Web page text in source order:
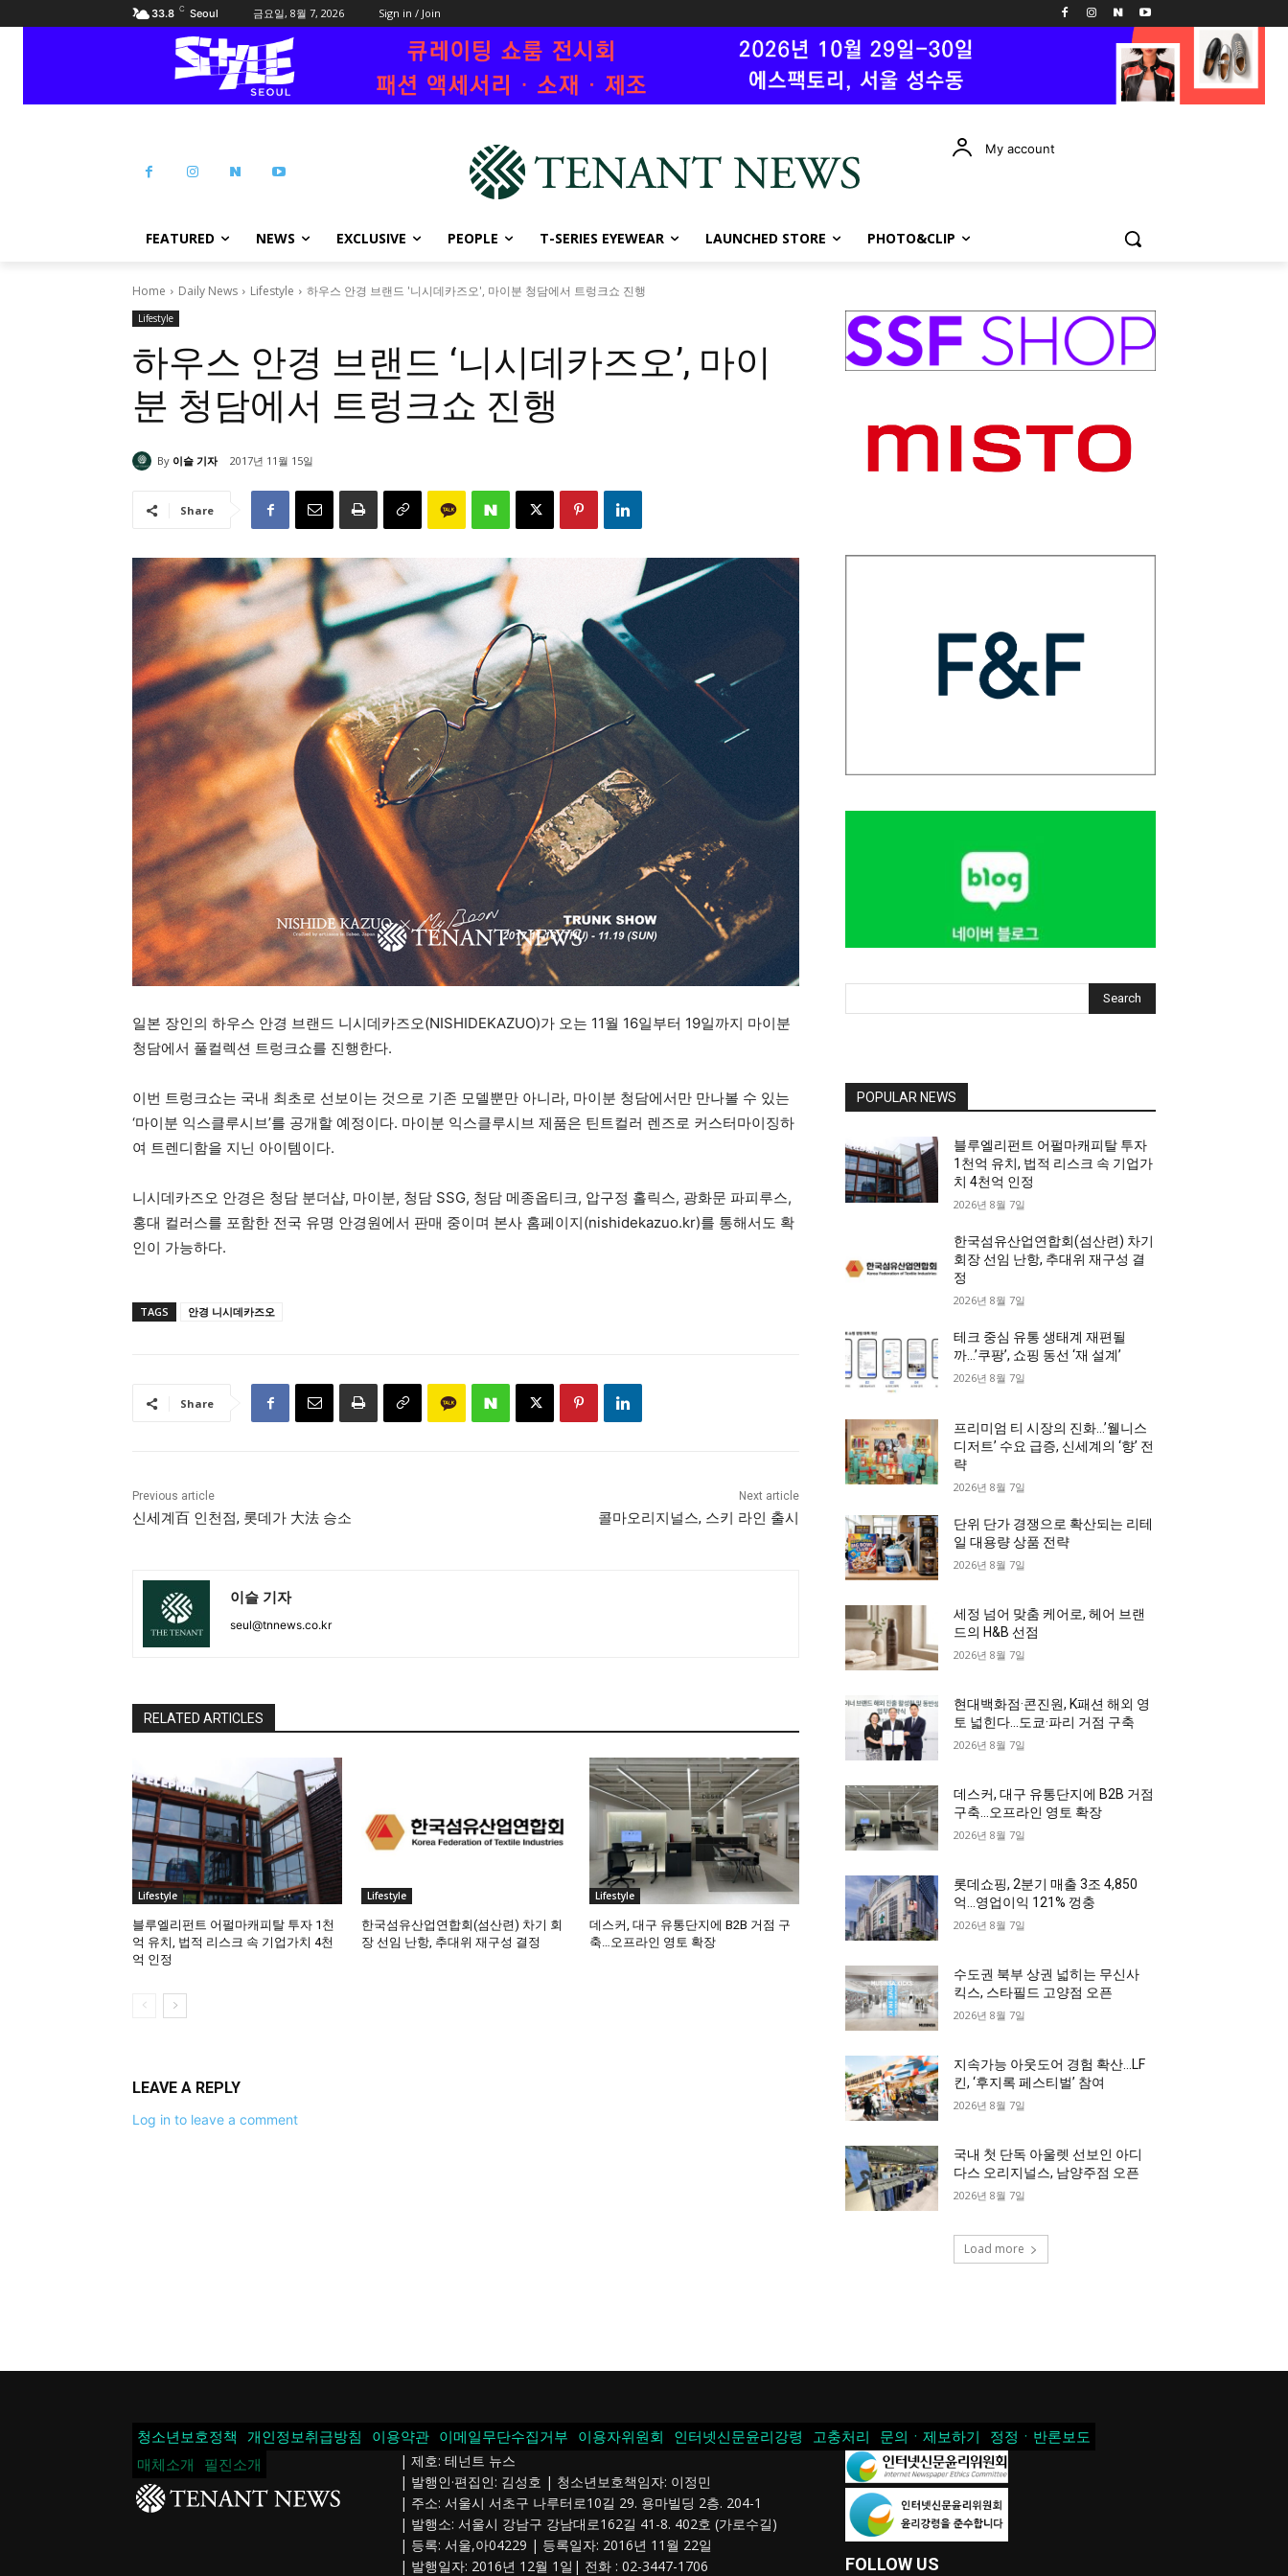
33.8 C Seoul 금요일, 8월 7, 2026 Sign in / Join
My account
FEATURED NEWS EXCLUSIVE PEOPLE T-SERIES EYEWEAR LAUNCHED STORE PHOTO&CLIP
Home Daily News Lifestyle 하우스 안경 브랜드 '니시데카즈오', 마이분 청담에서 트렁크쇼 진행
Lifestyle
하우스 안경 브랜드 ‘니시데카즈오’, 마이
분 청담에서 트렁크쇼 진행
By 이슬 기자 2017년 11월 15일
Share
일본 장인의 하우스 안경 브랜드 니시데카즈오(NISHIDEKAZUO)가 오는 11월 16일부터 19일까지 마이분
청담에서 풀컬렉션 트렁크쇼를 진행한다.
이번 트렁크쇼는 국내 최초로 선보이는 것으로 기존 모델뿐만 아니라, 마이분 청담에서만 만나볼 수 있는
‘마이분 익스클루시브’를 공개할 예정이다. 마이분 익스클루시브 제품은 틴트컬러 렌즈로 커스터마이징하
여 트렌디함을 지닌 아이템이다.
니시데카즈오 안경은 청담 분더샵, 마이분, 청담 SSG, 청담 메종옵티크, 압구정 홀릭스, 광화문 파피루스,
홍대 컬러스를 포함한 전국 유명 안경원에서 판매 중이며 본사 홈페이지(nishidekazuo.kr)를 통해서도 확
인이 가능하다.
TAGS 안경 니시데카즈오
Share
Previous article
신세계百 인천점, 롯데가 大法 승소
Next article
콜마오리지널스, 스키 라인 출시
이슬 기자
seul@tnnews.co.kr
RELATED ARTICLES
Lifestyle
블루엘리펀트 어펄마캐피탈 투자 1천
억 유치, 법적 리스크 속 기업가치 4천
억 인정
Lifestyle
한국섬유산업연합회(섬산련) 차기 회
장 선임 난항, 추대위 재구성 결정
Lifestyle
데스커, 대구 유통단지에 B2B 거점 구
축…오프라인 영토 확장
LEAVE A REPLY
Log in to leave a comment
Search
POPULAR NEWS
블루엘리펀트 어펄마캐피탈 투자
1천억 유치, 법적 리스크 속 기업가
치 4천억 인정
2026년 8월 7일
한국섬유산업연합회(섬산련) 차기
회장 선임 난항, 추대위 재구성 결
정
2026년 8월 7일
테크 중심 유통 생태계 재편될
까…’쿠팡’, 쇼핑 동선 ‘재 설계’
2026년 8월 7일
프리미엄 티 시장의 진화…’웰니스
디저트’ 수요 급증, 신세계의 ‘향’ 전
략
2026년 8월 7일
단위 단가 경쟁으로 확산되는 리테
일 대용량 상품 전략
2026년 8월 7일
세정 넘어 맞춤 케어로, 헤어 브랜
드의 H&B 선점
2026년 8월 7일
현대백화점·콘진원, K패션 해외 영
토 넓힌다…도쿄·파리 거점 구축
2026년 8월 7일
데스커, 대구 유통단지에 B2B 거점
구축…오프라인 영토 확장
2026년 8월 7일
롯데쇼핑, 2분기 매출 3조 4,850
억…영업이익 121% 껑충
2026년 8월 7일
수도권 북부 상권 넓히는 무신사
킥스, 스타필드 고양점 오픈
2026년 8월 7일
지속가능 아웃도어 경험 확산…LF
킨, ‘후지록 페스티벌’ 참여
2026년 8월 7일
국내 첫 단독 아울렛 선보인 아디
다스 오리지널스, 남양주점 오픈
2026년 8월 7일
Load more
청소년보호정책 개인정보취급방침 이용약관 이메일무단수집거부 이용자위원회 인터넷신문윤리강령 고충처리 문의ㆍ제보하기
정정ㆍ반론보도
매체소개
필진소개
| 제호: 테넌트 뉴스
| 발행인·편집인: 김성호 | 청소년보호책임자: 이정민
| 주소: 서울시 서초구 나루터로10길 29. 용마빌딩 2층. 204-1
| 발행소: 서울시 강남구 강남대로162길 41-8. 402호 (가로수길)
| 등록: 서울,아04229 | 등록일자: 2016년 11월 22일
| 발행일자: 2016년 12월 1일| 전화 : 02-3447-1706
FOLLOW US